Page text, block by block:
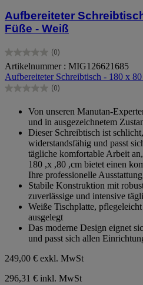
Aufbereiteter
Füße - Weiß
(0)
0.0
von
5
Sternen.
Artikelnummer : MIG126621685
Aufbereiteter Schreibtisch - 180 x
(0)
0.0
Sternen.
Von unseren Manutan-
und in ausgezeichnetem
Dieser Schreibtisch ist
widerstandsfähig und passt
tägliche komfortable Arbeit
180 ,x ,80 ,cm bietet einen
Ihre professionelle Ausstattung
Stabile Konstruktion mit
zuverlässige und intensive
Weiße Tischplatte,
ausgelegt
Das moderne Design eignet
und passt sich allen
249,00 € exkl. MwSt
296,31 € inkl. MwSt